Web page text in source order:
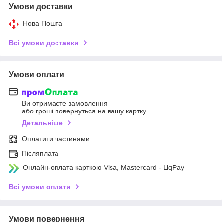
Умови доставки
Нова Пошта
Всі умови доставки
Умови оплати
Ви отримаєте замовлення
або гроші повернуться на вашу картку
Детальніше
Оплатити частинами
Післяплата
Онлайн-оплата карткою Visa, Mastercard - LiqPay
Всі умови оплати
Умови повернення